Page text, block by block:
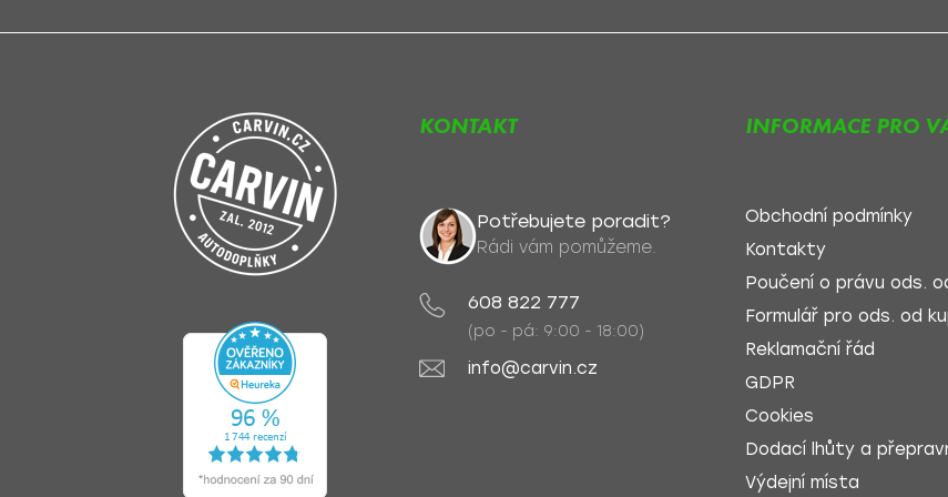
v
ý
s
u
KONTAKT
Potřebujete poradit?
Rádi vám pomůžeme.
608 822 777
(po - pá: 9:00 - 18:00)
info@carvin.cz
INFORMACE PRO
Obchodní podmínky
Kontakty
Poučení o právu ods.
Formulář pro ods. od
Reklamační řád
GDPR
Cookies
Dodací lhůty a
Výdejní místa